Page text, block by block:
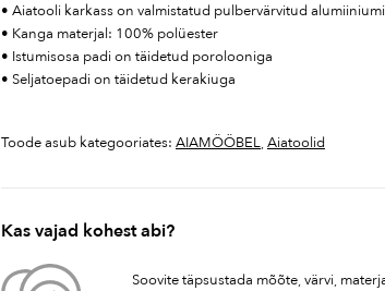
• Aiatooli karkass on valmistatud pulbervärvitud
• Kanga materjal: 100% polüester
• Istumisosa padi on täidetud porolooniga
• Seljatoepadi on täidetud kerakiuga
Toode asub kategooriates: AIAMÖÖBEL,Aiatoolid
Kas vajad kohest abi?
Soovite täpsustada mõõte, värvi,